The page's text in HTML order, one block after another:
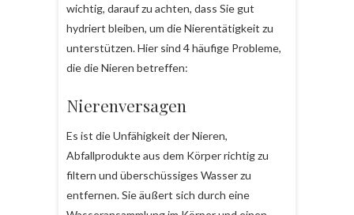
wichtig, darauf zu achten, dass Sie gut
hydriert bleiben, um die Nierentätigkeit zu
unterstützen. Hier sind 4 häufige Probleme,
die die Nieren betreffen:
Nierenversagen
Es ist die Unfähigkeit der Nieren,
Abfallprodukte aus dem Körper richtig zu
filtern und überschüssiges Wasser zu
entfernen. Sie äußert sich durch eine